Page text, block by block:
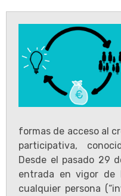
formas de acceso al
participativa,
Desde el pasado 29
entrada en vigor de
cualquier persona